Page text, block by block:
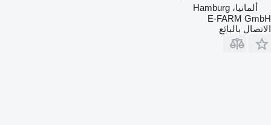
ألمانيا، Hamburg
E-FARM GmbH
الاتصال بالبائع